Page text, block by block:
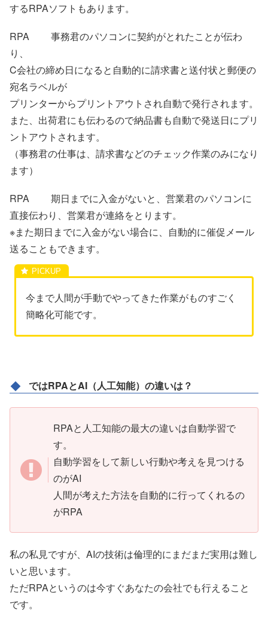
するRPAソフトもあります。
RPA 事務君のパソコンに契約がとれたことが伝わ
り、
C会社の締め日になると自動的に請求書と送付状と郵便の
宛名ラベルが
プリンターからプリントアウトされ自動で発行されます。
また、出荷君にも伝わるので納品書も自動で発送日にプリ
ントアウトされます。
（事務君の仕事は、請求書などのチェック作業のみになり
ます）
RPA 期日までに入金がないと、営業君のパソコンに
直接伝わり、営業君が連絡をとります。
※また期日までに入金がない場合に、自動的に催促メール
送ることもできます。
今まで人間が手動でやってきた作業がものすごく
簡略化可能です。
ではRPAとAI（人工知能）の違いは？
RPAと人工知能の最大の違いは自動学習で
す。
自動学習をして新しい行動や考えを見つける
のがAI
人間が考えた方法を自動的に行ってくれるの
がRPA
私の私見ですが、AIの技術は倫理的にまだまだ実用は難し
いと思います。
ただRPAというのは今すぐあなたの会社でも行えること
です。